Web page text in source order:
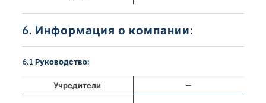
6. Информация о компании:
6.1 Руководство:
Учредители —